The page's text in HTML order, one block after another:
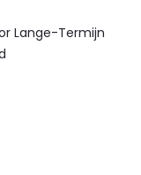
Lange-Termijn